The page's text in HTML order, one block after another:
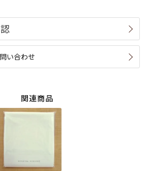
い合わせ
関連商品